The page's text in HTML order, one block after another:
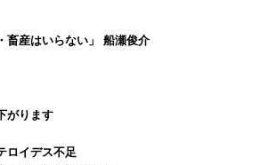
畜産はいらない」 船瀬俊介
がります
イデス不足